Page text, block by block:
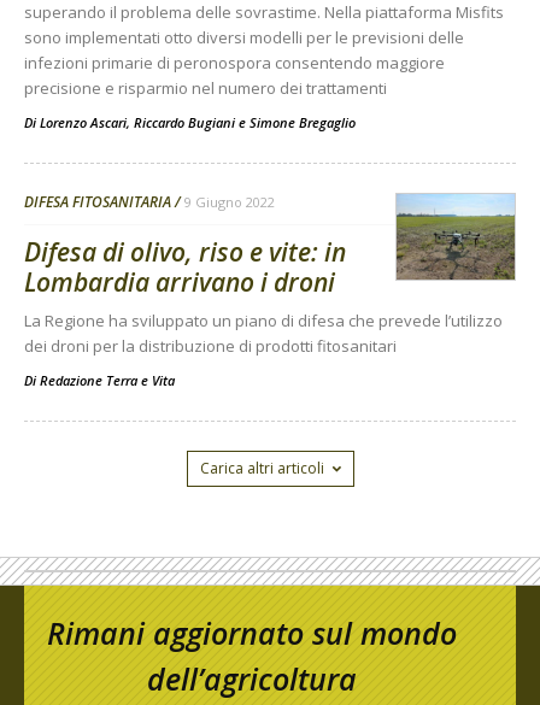
superando il problema delle sovrastime. Nella piattaforma Misfits
sono implementati otto diversi modelli per le previsioni delle
infezioni primarie di peronospora consentendo maggiore
precisione e risparmio nel numero dei trattamenti
Di Lorenzo Ascari, Riccardo Bugiani e Simone Bregaglio
DIFESA FITOSANITARIA 9 Giugno 2022
Difesa di olivo, riso e vite: in
Lombardia arrivano i droni
La Regione ha sviluppato un piano di difesa che prevede l’utilizzo
dei droni per la distribuzione di prodotti fitosanitari
Di Redazione Terra e Vita
Carica altri articoli
Rimani aggiornato sul mondo
dell’agricoltura